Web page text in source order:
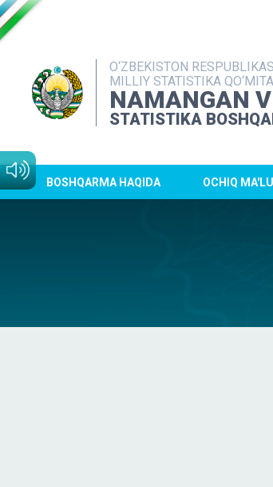
O‘ZBEKISTON
MILLIY STATISTIKA
NAMANGAN
STATISTIKA
BOSHQARMA HAQIDA OCHIQ